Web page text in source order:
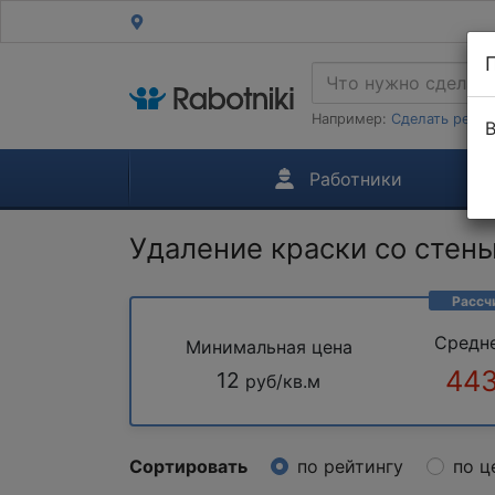
Например: Сделать
Работники
Удаление краски со
Минимальная цена
12 руб/кв.м
Сортировать по рейтингу по